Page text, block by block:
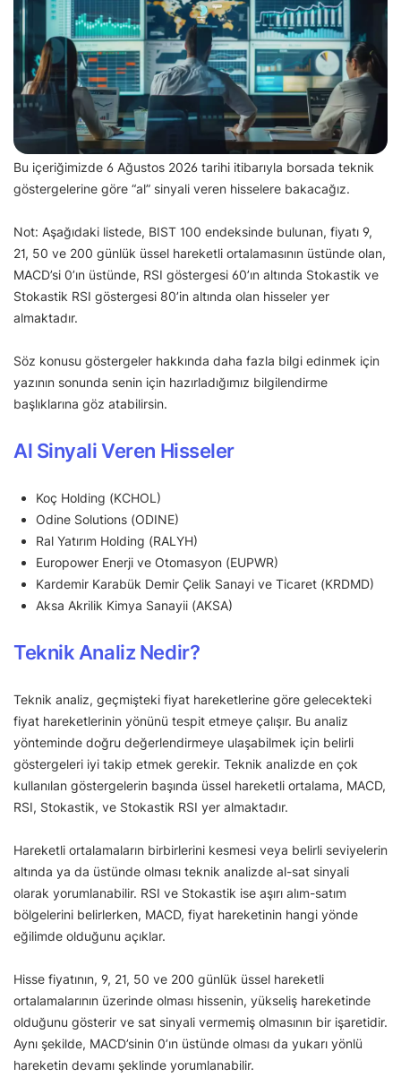
Bu içeriğimizde 6 Ağustos 2026 tarihi itibarıyla borsada teknik
göstergelerine göre “al” sinyali veren hisselere bakacağız.
Not: Aşağıdaki listede, BIST 100 endeksinde bulunan, fiyatı 9,
21, 50 ve 200 günlük üssel hareketli ortalamasının üstünde olan,
MACD’si 0’ın üstünde, RSI göstergesi 60’ın altında Stokastik ve
Stokastik RSI göstergesi 80’in altında olan hisseler yer
almaktadır.
Söz konusu göstergeler hakkında daha fazla bilgi edinmek için
yazının sonunda senin için hazırladığımız bilgilendirme
başlıklarına göz atabilirsin.
Al Sinyali Veren Hisseler
Koç Holding (KCHOL)
Odine Solutions (ODINE)
Ral Yatırım Holding (RALYH)
Europower Enerji ve Otomasyon (EUPWR)
Kardemir Karabük Demir Çelik Sanayi ve Ticaret (KRDMD)
Aksa Akrilik Kimya Sanayii (AKSA)
Teknik Analiz Nedir?
Teknik analiz, geçmişteki fiyat hareketlerine göre gelecekteki
fiyat hareketlerinin yönünü tespit etmeye çalışır. Bu analiz
yönteminde doğru değerlendirmeye ulaşabilmek için belirli
göstergeleri iyi takip etmek gerekir. Teknik analizde en çok
kullanılan göstergelerin başında üssel hareketli ortalama, MACD,
RSI, Stokastik, ve Stokastik RSI yer almaktadır.
Hareketli ortalamaların birbirlerini kesmesi veya belirli seviyelerin
altında ya da üstünde olması teknik analizde al-sat sinyali
olarak yorumlanabilir. RSI ve Stokastik ise aşırı alım-satım
bölgelerini belirlerken, MACD, fiyat hareketinin hangi yönde
eğilimde olduğunu açıklar.
Hisse fiyatının, 9, 21, 50 ve 200 günlük üssel hareketli
ortalamalarının üzerinde olması hissenin, yükseliş hareketinde
olduğunu gösterir ve sat sinyali vermemiş olmasının bir işaretidir.
Aynı şekilde, MACD’sinin 0’ın üstünde olması da yukarı yönlü
hareketin devamı şeklinde yorumlanabilir.